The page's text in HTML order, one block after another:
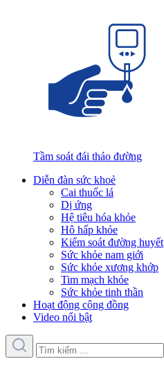
Tầm soát đái tháo đường
Diễn đàn sức khoẻ
Cai thuốc lá
Dị ứng
Hệ tiêu hóa khỏe
Hô hấp khỏe
Kiểm soát đường huyết
Sức khỏe nam giới
Sức khỏe xương khớp
Tim mạch khỏe
Sức khỏe tinh thần
Hoạt động cộng đồng
Video nổi bật